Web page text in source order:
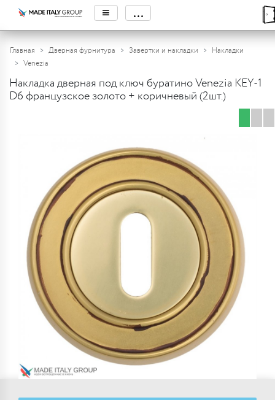
≡ ...
Главная Дверная фурнитура Завертки и накладки
Накладки
Venezia
Накладка дверная под ключ буратино Venezia KEY-1
D6 французcкое золото + коричневый (2шт.)